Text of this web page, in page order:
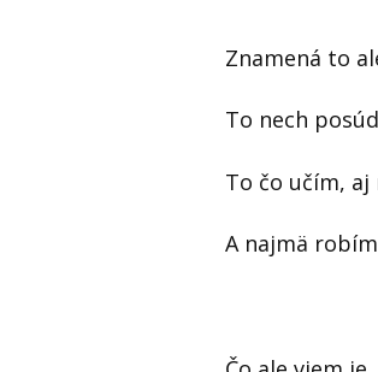
Znamená to
To nech
To čo učím,
A najmä